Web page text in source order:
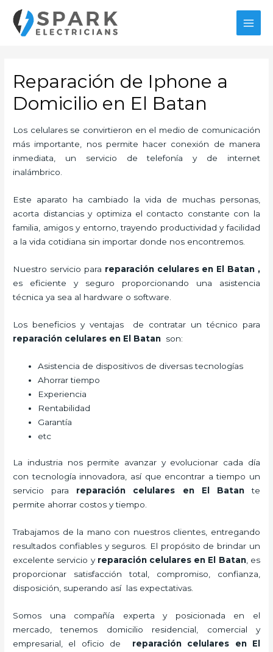
contenido
Reparación de Iphone a
Domicilio en El Batan
Los celulares se convirtieron en el medio de comunicación
más importante, nos permite hacer conexión de manera
inmediata, un servicio de telefonía y de internet
inalámbrico.
Este aparato ha cambiado la vida de muchas personas,
acorta distancias y optimiza el contacto constante con la
familia, amigos y entorno, trayendo productividad y facilidad
a la vida cotidiana sin importar donde nos encontremos.
Nuestro servicio para reparación celulares en El Batan ,
es eficiente y seguro proporcionando una asistencia
técnica ya sea al hardware o software.
Los beneficios y ventajas de contratar un técnico para
reparación celulares en El Batan son:
Asistencia de dispositivos de diversas tecnologías
Ahorrar tiempo
Experiencia
Rentabilidad
Garantía
etc
La industria nos permite avanzar y evolucionar cada día
con tecnología innovadora, así que encontrar a tiempo un
servicio para reparación celulares en El Batante
permite ahorrar costos y tiempo.
Trabajamos de la mano con nuestros clientes, entregando
resultados confiables y seguros. El propósito de brindar un
excelente servicio y reparación celulares en El Batan, es
proporcionar satisfacción total, compromiso, confianza,
disposición, superando así las expectativas.
Somos una compañía experta y posicionada en el
mercado, tenemos domicilio residencial, comercial y
empresarial, el oficio de reparación celulares en El